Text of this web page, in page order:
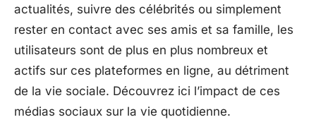
actualités, suivre des célébrités ou simplement
rester en contact avec ses amis et sa famille, les
utilisateurs sont de plus en plus nombreux et
actifs sur ces plateformes en ligne, au détriment
de la vie sociale. Découvrez ici l’impact de ces
médias sociaux sur la vie quotidienne.